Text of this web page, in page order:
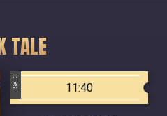
TALE
Sal 3 11:40